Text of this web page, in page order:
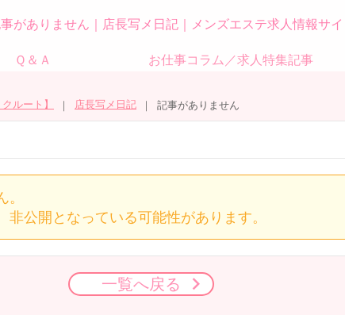
がありません｜店長写メ日記｜メンズエステ求人情報サ
Ｑ＆Ａ お仕事コラム／求人特集記事
ルート】 店長写メ日記 記事がありません
。
非公開となっている可能性があります。
一覧へ戻る